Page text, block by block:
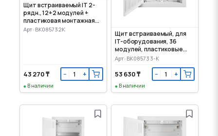
Щит встраиваемый IT 2-
рядн., 12+2 модулей +
пластиковая монтажная
панель
Арт: BK085732K
43 270 ₸ − +
В наличии
Щит встраиваемый, для
IT-оборудования, 36
модулей, пластиковые
панели
Арт: BK085733-K
53 630 ₸ − +
В наличии